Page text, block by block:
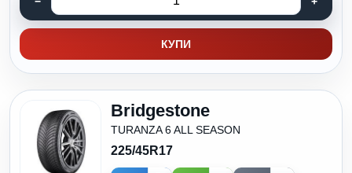
КУПИ
Bridgestone
TURANZA 6 ALL SEASON
225/45R17